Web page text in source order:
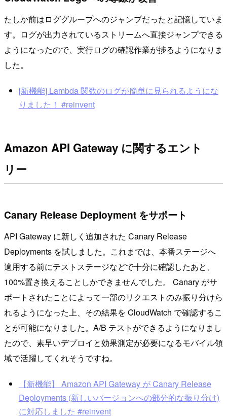
たしか前はロググループへのジャンプだったと記憶していま
す。ログが出力されているストリームへ直接ジャンプできる
ようになったので、実行ログの確認作業が捗るようになりま
した。
[新機能] Lambda 関数のログが簡単に見られるようにな
りました！ #reinvent
Amazon API Gateway に関するエント
リー
Canary Release Deployment をサポート
API Gateway に新しく追加された Canary Release
Deployments を試しました。これまでは、本番ステージへ
適用する前にテストステージなどで十分に確認したあと、
100%置き換えることしかできませんでした。 Canary がサ
ポートされたことによって一部のリクエストのみ振り分けら
れるようになった上、その結果を CloudWatch で確認するこ
とが可能になりました。A/B テストができるようになりまし
たので、素早いデプロイと効果測定が必要になるモバイル領
域で活躍してくれそうですね。
【新機能】 Amazon API Gateway が Canary Release
Deployments (新しいバージョンへの部分的な振り分け)
に対応しました #reinvent